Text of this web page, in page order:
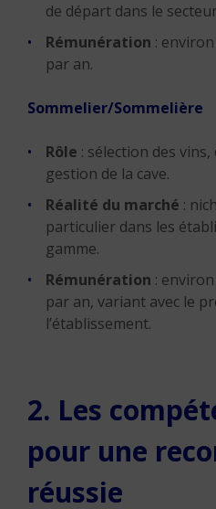
de départ dans le
Rémunération :
par an.
Sommelier/Sommelière
Rôle : sélection des
gestion de la cave.
Réalité du marché :
particulier dans les
gamme.
Rémunération :
par an, variant avec le
l’établissement.
2. Les
pour une
réussie